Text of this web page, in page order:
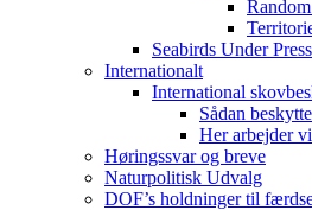
Seabirds Under
Internationalt
International
Sådan
Her arbejder vi
Høringssvar og breve
Naturpolitisk Udvalg
DOF’s holdninger til